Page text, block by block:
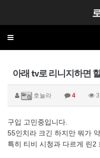
Toggle
아래 tv로 리니지하면
호눌라 4
구입 고민중입니다.
55인치라 크긴 하지만 뭐가
특히 티비 시청과 다르게 린2